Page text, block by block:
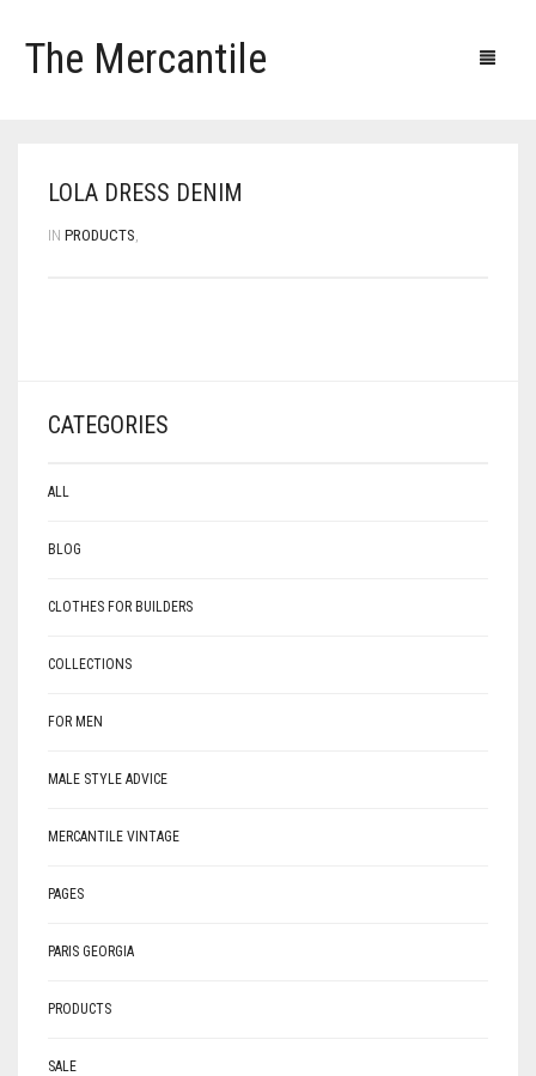
The Mercantile
LOLA DRESS DENIM
IN PRODUCTS,
CATEGORIES
ALL
BLOG
CLOTHES FOR BUILDERS
COLLECTIONS
FOR MEN
MALE STYLE ADVICE
MERCANTILE VINTAGE
PAGES
PARIS GEORGIA
PRODUCTS
SALE